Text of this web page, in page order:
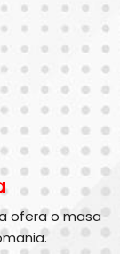
ofera o masa